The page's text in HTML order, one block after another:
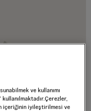
ve kullanımı
içeriğinin iyileştirilmesi ve